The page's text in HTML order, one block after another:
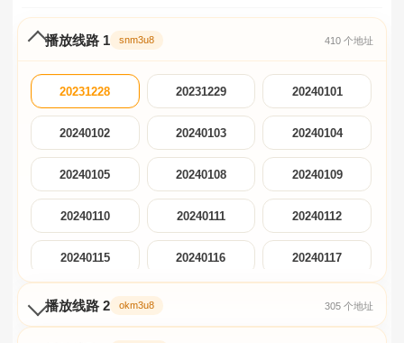
播放线路 1 snm3u8 410 个地址
20231228 20231229 20240101
20240102 20240103 20240104
20240105 20240108 20240109
20240110 20240111 20240112
20240115 20240116 20240117
20240118
20240123
播放线路 2 okm3u8 305 个地址